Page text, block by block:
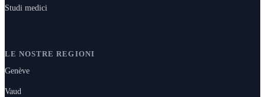
Studi medici
LE NOSTRE REGIONI
Genève
Vaud